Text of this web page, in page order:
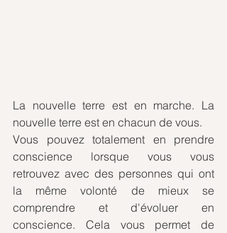
La nouvelle terre est en marche. La
nouvelle terre est en chacun de vous.
Vous pouvez totalement en prendre
conscience lorsque vous vous
retrouvez avec des personnes qui ont
la même volonté de mieux se
comprendre et d'évoluer en
conscience. Cela vous permet de